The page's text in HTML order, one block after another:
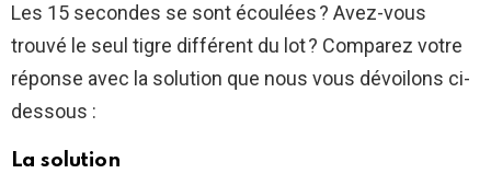
Les 15 secondes se sont écoulées ? Avez-vous
trouvé le seul tigre différent du lot ? Comparez votre
réponse avec la solution que nous vous dévoilons ci-
dessous :
La solution